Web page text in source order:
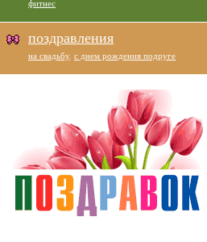
фитнес
поздравления
на свадьбу, с днем рождения подруге